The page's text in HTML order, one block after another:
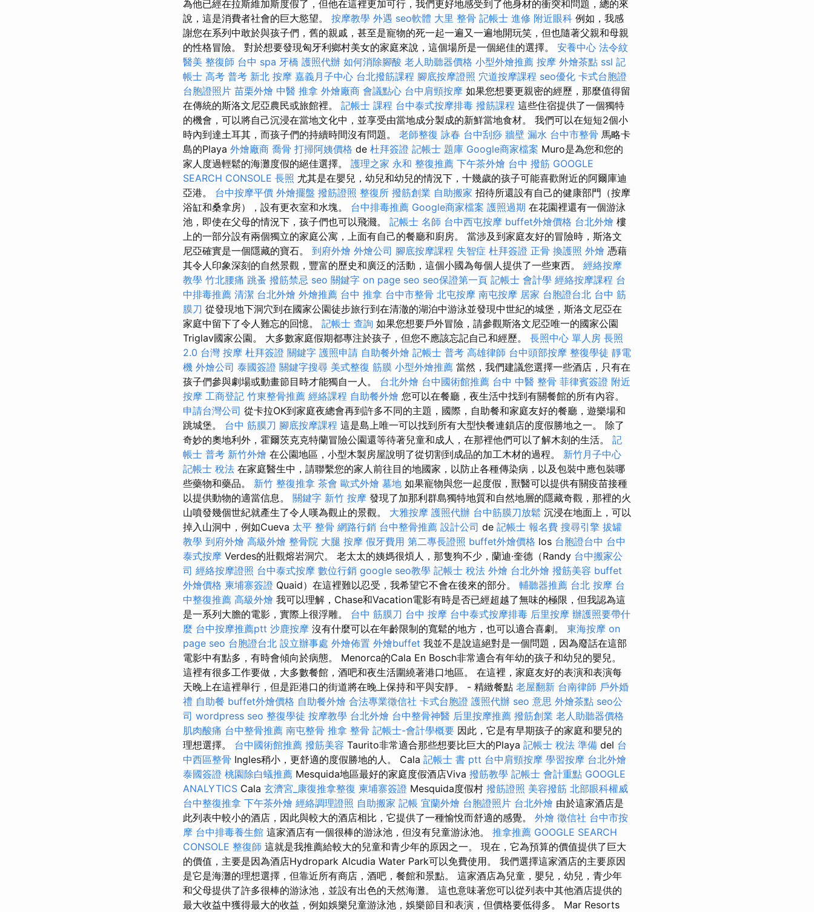
為他已經在拉斯維加斯度假了，但他在這裡更加可行，我們更好地感受到了他身材的衝突和問題，總的來
說，這是消費者社會的巨大慾望。 按摩教學 外遇 seo軟體 大里 整骨 記帳士 進修 附近眼科 例如，我感
謝您在系列中敢於與孩子們，舊的親戚，甚至是寵物的死一起一遍又一遍地開玩笑，但也隨著父親和母親
的性格冒險。 對於想要發現匈牙利鄉村美女的家庭來說，這個場所是一個絕佳的選擇。 安養中心 法令紋
醫美 整復師 台中 spa 牙橋 護照代辦 如何消除腳酸 老人助聽器價格 小型外燴推薦 按摩 外燴茶點 ssl 記
帳士 高考 普考 新北 按摩 嘉義月子中心 台北撥筋課程 腳底按摩證照 穴道按摩課程 seo優化 卡式台胞證
台胞證照片 苗栗外燴 中醫 推拿 外燴廠商 會議點心 台中肩頸按摩 如果您想要更親密的經歷，那麼值得留
在傳統的斯洛文尼亞農民或旅館裡。 記帳士 課程 台中泰式按摩排毒 撥筋課程 這些住宿提供了一個獨特
的機會，可以將自己沉浸在當地文化中，並享受由當地成分製成的新鮮當地食材。 我們可以在短短2個小
時內到達土耳其，而孩子們的持續時間沒有問題。 老師整復 詠春 台中刮痧 牆壁 漏水 台中市整骨 馬略卡
島的Playa 外燴廠商 喬骨 打掃阿姨價格 de 杜拜簽證 記帳士 題庫 Google商家檔案 Muro是為您和您的
家人度過輕鬆的海灘度假的絕佳選擇。 護理之家 永和 整復推薦 下午茶外燴 台中 撥筋 GOOGLE
SEARCH CONSOLE 長照 尤其是在嬰兒，幼兒和幼兒的情況下，十幾歲的孩子可能喜歡附近的阿爾庫迪
亞港。 台中按摩平價 外燴擺盤 撥筋證照 整復所 撥筋創業 自助搬家 招待所還設有自己的健康部門（按摩
浴缸和桑拿房），設有更衣室和水塊。 台中排毒推薦 Google商家檔案 護照過期 在花園裡還有一個游泳
池，即使在父母的情況下，孩子們也可以飛濺。 記帳士 名師 台中西屯按摩 buffet外燴價格 台北外燴 樓
上的一部分設有兩個獨立的家庭公寓，上面有自己的餐廳和廚房。 當涉及到家庭友好的冒險時，斯洛文
尼亞確實是一個隱藏的寶石。 到府外燴 外燴公司 腳底按摩課程 失智症 杜拜簽證 正骨 換護照 外燴 憑藉
其令人印象深刻的自然景觀，豐富的歷史和廣泛的活動，這個小國為每個人提供了一些東西。 經絡按摩
教學 竹北腰痛 跳蚤 撥筋禁忌 seo 關鍵字 on page seo seo保證第一頁 記帳士 會計學 經絡按摩課程 台
中排毒推薦 清潔 台北外燴 外燴推薦 台中 推拿 台中市整骨 北屯按摩 南屯按摩 居家 台胞證台北 台中 筋
膜刀 從發現地下洞穴到在國家公園徒步旅行到在清澈的湖泊中游泳並發現中世紀的城堡，斯洛文尼亞在
家庭中留下了令人難忘的回憶。 記帳士 查詢 如果您想要戶外冒險，請參觀斯洛文尼亞唯一的國家公園
Triglav國家公園。 大多數家庭假期都專注於孩子，但您不應該忘記自己和經歷。 長照中心 單人房 長照
2.0 台灣 按摩 杜拜簽證 關鍵字 護照申請 自助餐外燴 記帳士 普考 高雄律師 台中頭部按摩 整復學徒 靜電
機 外燴公司 泰國簽證 關鍵字搜尋 美式整復 筋膜 小型外燴推薦 當然，我們建議您選擇一些酒店，只有在
孩子們參與劇場或動畫節目時才能獨自一人。 台北外燴 台中國術館推薦 台中 中醫 整骨 菲律賓簽證 附近
按摩 工商登記 竹東整骨推薦 經絡課程 自助餐外燴 您可以在餐廳，夜生活中找到有關餐館的所有內容。
申請台灣公司 從卡拉OK到家庭夜總會再到許多不同的主題，國際，自助餐和家庭友好的餐廳，遊樂場和
跳城堡。 台中 筋膜刀 腳底按摩課程 這是島上唯一可以找到所有大型快餐連鎖店的度假勝地之一。 除了
奇妙的奧地利外，霍爾茨克克特蘭冒險公園還等待著兒童和成人，在那裡他們可以了解木刻的生活。 記
帳士 普考 新竹外燴 在公園地區，小型木製房屋說明了從切割到成品的加工木材的過程。 新竹月子中心
記帳士 稅法 在家庭醫生中，請聯繫您的家人前往目的地國家，以防止各種傳染病，以及包裝中應包裝哪
些藥物和藥品。 新竹 整復推拿 茶會 歐式外燴 墓地 如果寵物與您一起度假，獸醫可以提供有關疫苗接種
以提供動物的適當信息。 關鍵字 新竹 按摩 發現了加那利群島獨特地質和自然地層的隱藏奇觀，那裡的火
山噴發幾個世紀就產生了令人嘆為觀止的景觀。 大雅按摩 護照代辦 台中筋膜刀放鬆 沉浸在地面上，可以
掉入山洞中，例如Cueva 太平 整骨 網路行銷 台中整骨推薦 設計公司 de 記帳士 報名費 搜尋引擎 拔罐
教學 到府外燴 高級外燴 整骨院 大腿 按摩 假牙費用 第二專長證照 buffet外燴價格 los 台胞證台中 台中
泰式按摩 Verdes的壯觀熔岩洞穴。 老太太的姨媽很煩人，那隻狗不少，蘭迪·奎德（Randy 台中搬家公
司 經絡按摩證照 台中泰式按摩 數位行銷 google seo教學 記帳士 稅法 外燴 台北外燴 撥筋美容 buffet
外燴價格 柬埔寨簽證 Quaid）在這裡難以忍受，我希望它不會在後來的部分。 輔聽器推薦 台北 按摩 台
中整復推薦 高級外燴 我可以理解，Chase和Vacation電影有時是否已經超越了無味的極限，但我認為這
是一系列大膽的電影，實際上很浮雕。 台中 筋膜刀 台中 按摩 台中泰式按摩排毒 后里按摩 辦護照要帶什
麼 台中按摩推薦ptt 沙鹿按摩 沒有什麼可以在年齡限制的寬鬆的地方，也可以適合喜劇。 東海按摩 on
page seo 台胞證台北 設立辦事處 外燴佈置 外燴buffet 我並不是說這絕對是一個問題，因為廢話在這部
電影中有點多，有時會傾向於病態。 Menorca的Cala En Bosch非常適合有年幼的孩子和幼兒的嬰兒。
這裡有很多工作要做，大多數餐館，酒吧和夜生活圍繞著港口地區。 在這裡，家庭友好的表演和表演每
天晚上在這裡舉行，但是距港口的街道將在晚上保持和平與安靜。 - 精緻餐點 老屋翻新 台南律師 戶外婚
禮 自助餐 buffet外燴價格 自助餐外燴 合法專業徵信社 卡式台胞證 護照代辦 seo 意思 外燴茶點 seo公
司 wordpress seo 整復學徒 按摩教學 台北外燴 台中整骨神醫 后里按摩推薦 撥筋創業 老人助聽器價格
肌肉酸痛 台中整骨推薦 南屯整骨 推拿 整骨 記帳士-會計學概要 因此，它是有早期孩子的家庭和嬰兒的
理想選擇。 台中國術館推薦 撥筋美容 Taurito非常適合那些想要比巨大的Playa 記帳士 稅法 準備 del 台
中西區整骨 Ingles稍小，更舒適的度假勝地的人。 Cala 記帳士 書 ptt 台中肩頸按摩 學習按摩 台北外燴
泰國簽證 桃園除白蟻推薦 Mesquida地區最好的家庭度假酒店Viva 撥筋教學 記帳士 會計重點 GOOGLE
ANALYTICS Cala 玄濟宮_康復推拿整復 柬埔寨簽證 Mesquida度假村 撥筋證照 美容撥筋 北部眼科權威
台中整復推拿 下午茶外燴 經絡調理證照 自助搬家 記帳 宜蘭外燴 台胞證照片 台北外燴 由於這家酒店是
此列表中較小的酒店，因此與較大的酒店相比，它提供了一種愉悅而舒適的感覺。 外燴 徵信社 台中市按
摩 台中排毒養生館 這家酒店有一個很棒的游泳池，但沒有兒童游泳池。 推拿推薦 GOOGLE SEARCH
CONSOLE 整復師 這就是我推薦給較大的兒童和青少年的原因之一。 現在，它為預算的價值提供了巨大
的價值，主要是因為酒店Hydropark Alcudia Water Park可以免費使用。 我們選擇這家酒店的主要原因
是它是海灘的理想選擇，但靠近所有商店，酒吧，餐館和景點。 這家酒店為兒童，嬰兒，幼兒，青少年
和父母提供了許多很棒的游泳池，並設有出色的天然海灘。 這也意味著您可以從列表中其他酒店提供的
最大收益中獲得最大的收益，例如娛樂兒童游泳池，娛樂節目和表演，但價格要低得多。 Mar Resorts